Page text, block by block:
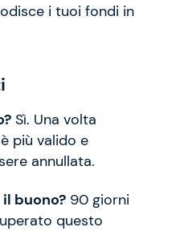
i tuoi fondi in
Sì. Una volta
più valido e
annullata.
buono? 90 giorni
questo